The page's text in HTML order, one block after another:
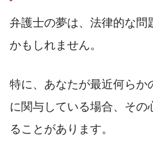
弁護士の夢は、法律的な問
かもしれません。
特に、あなたが最近何らか
に関与している場合、その
ることがあります。